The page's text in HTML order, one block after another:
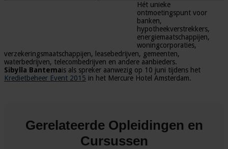
Hét unieke
ontmoetingspunt voor
banken,
hypotheekverstrekkers,
energiemaatschappijen,
woningcorporaties,
verzekeringsmaatschappijen, leasebedrijven, gemeenten,
waterbedrijven, telecombedrijven en andere aanbieders.
Sibylla Bantemais als spreker aanwezig op 10 juni tijdens het
Kredietbeheer Event 2015 in het Mercure Hotel Amsterdam.
Gerelateerde Opleidingen en
Cursussen